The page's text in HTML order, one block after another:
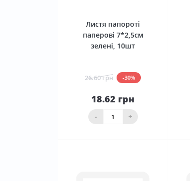
Листя папороті
паперові 7*2,5см
зелені, 10шт
26.60 грн -30%
18.62 грн
- +
До
кошика